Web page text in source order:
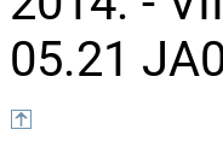
05.21